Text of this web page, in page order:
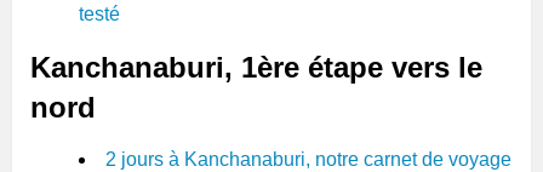
testé
Kanchanaburi, 1ère étape vers le
nord
2 jours à Kanchanaburi, notre carnet de voyage